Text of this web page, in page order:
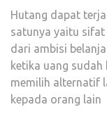
Hutang dapat
satunya yaitu
dari ambisi
ketika uang
memilih alternatif
kepada orang lain